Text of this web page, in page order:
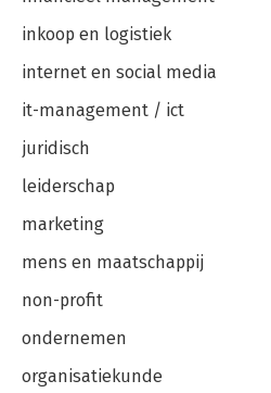
inkoop en logistiek
internet en social media
it-management / ict
juridisch
leiderschap
marketing
mens en maatschappij
non-profit
ondernemen
organisatiekunde